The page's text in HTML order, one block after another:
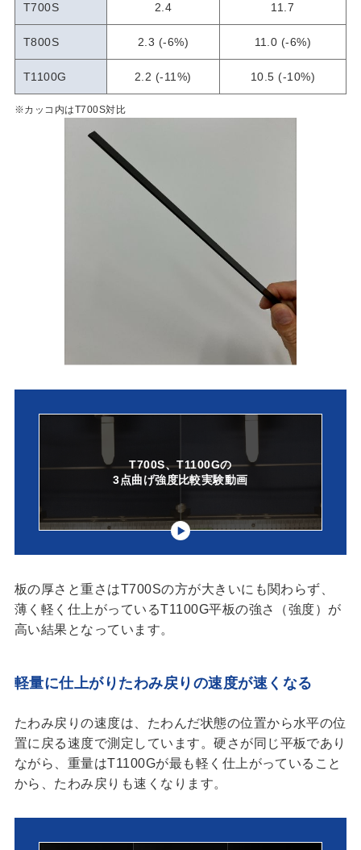
T700S 2.4 11.7
T800S 2.3 (-6%) 11.0 (-6%)
T1100G 2.2 (-11%) 10.5 (-10%)
※カッコ内はT700S対比
T700S、T1100Gの
3点曲げ強度比較実験動画
板の厚さと重さはT700Sの方が大きいにも関わらず、
薄く軽く仕上がっているT1100G平板の強さ（強度）が
高い結果となっています。
軽量に仕上がりたわみ戻りの速度が速くなる
たわみ戻りの速度は、たわんだ状態の位置から水平の位
置に戻る速度で測定しています。硬さが同じ平板であり
ながら、重量はT1100Gが最も軽く仕上がっていること
から、たわみ戻りも速くなります。